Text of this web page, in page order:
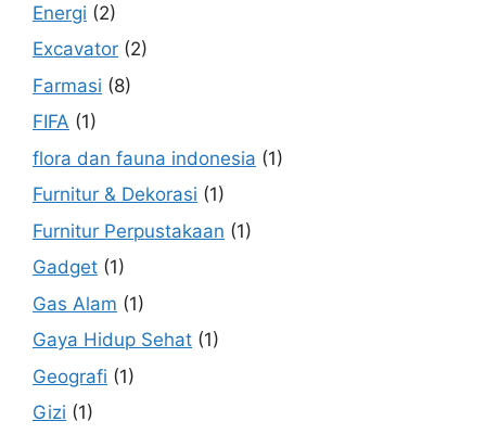
Energi (2)
Excavator (2)
Farmasi (8)
FIFA (1)
flora dan fauna indonesia (1)
Furnitur & Dekorasi (1)
Furnitur Perpustakaan (1)
Gadget (1)
Gas Alam (1)
Gaya Hidup Sehat (1)
Geografi (1)
Gizi (1)